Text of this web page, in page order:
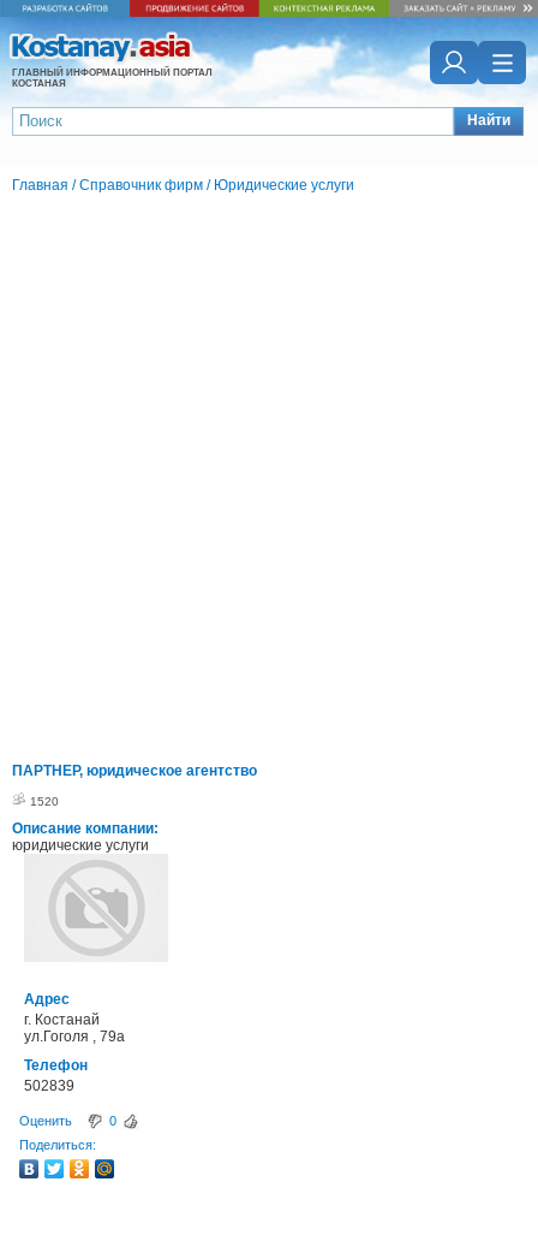
ГЛАВНЫЙ ИНФОРМАЦИОННЫЙ ПОРТАЛ
КОСТАНАЯ
Найти
Главная /Справочник фирм / Юридические услуги
ПАРТНЕР, юридическое агентство
1520
Описание компании:
юридические услуги
Адрес
г. Костанай
ул.Гоголя , 79а
Телефон
502839
Оценить
0
Поделиться: